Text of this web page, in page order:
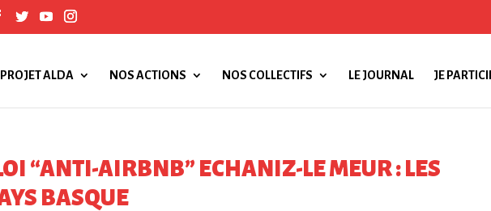
PROJET ALDA NOS ACTIONS NOS COLLECTIFS LE JOURNAL JE
“ANTI-AIRBNB” ECHANIZ-LE MEUR : LES
BASQUE